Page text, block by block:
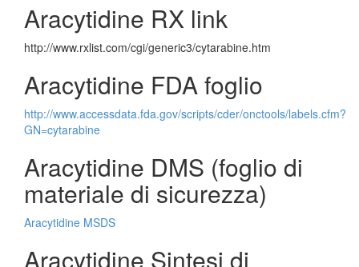
Aracytidine RX link
http://www.rxlist.com/cgi/generic3/cytarabine.htm
Aracytidine FDA foglio
http://www.accessdata.fda.gov/scripts/cder/onctools/labels.cfm?
GN=cytarabine
Aracytidine DMS (foglio di
materiale di sicurezza)
Aracytidine MSDS
Aracytidine Sintesi di